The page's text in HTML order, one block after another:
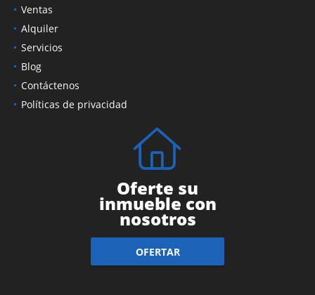
Ventas
Alquiler
Servicios
Blog
Contáctenos
Políticas de privacidad
Oferte su
inmueble con
nosotros
OFERTAR